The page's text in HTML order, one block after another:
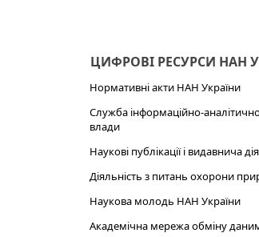
ЦИФРОВІ РЕСУРСИ НАН
Нормативні акти НАН України
Служба інформаційно-
влади
Наукові публікації і видавнича
Діяльність з питань охорони
Наукова молодь НАН України
Академічна мережа обміну